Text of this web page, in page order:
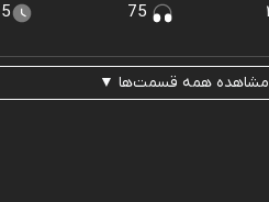
مشاهده همه قسمت‌ها ▼